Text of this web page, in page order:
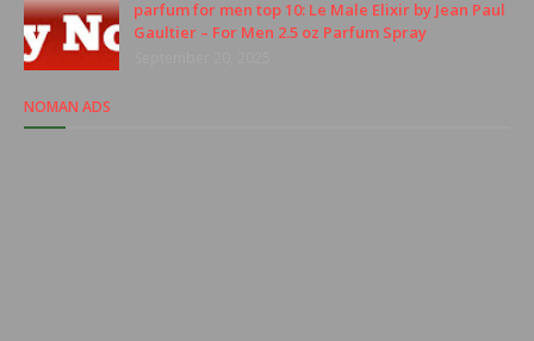
parfum for men top 10: Le Male Elixir by Jean Paul
Gaultier – For Men 2.5 oz Parfum Spray
NOMAN ADS